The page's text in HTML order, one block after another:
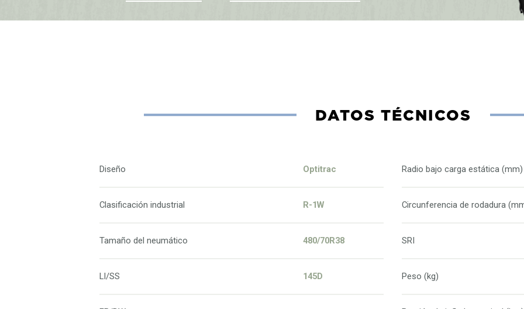
DATOS TÉCNICOS
Diseño Optitrac
Clasificación industrial R-1W
Tamaño del neumático 480/70R38
LI/SS 145D
Radio bajo carga estática (mm)
Circunferencia de rodadura
SRI
Peso (kg)